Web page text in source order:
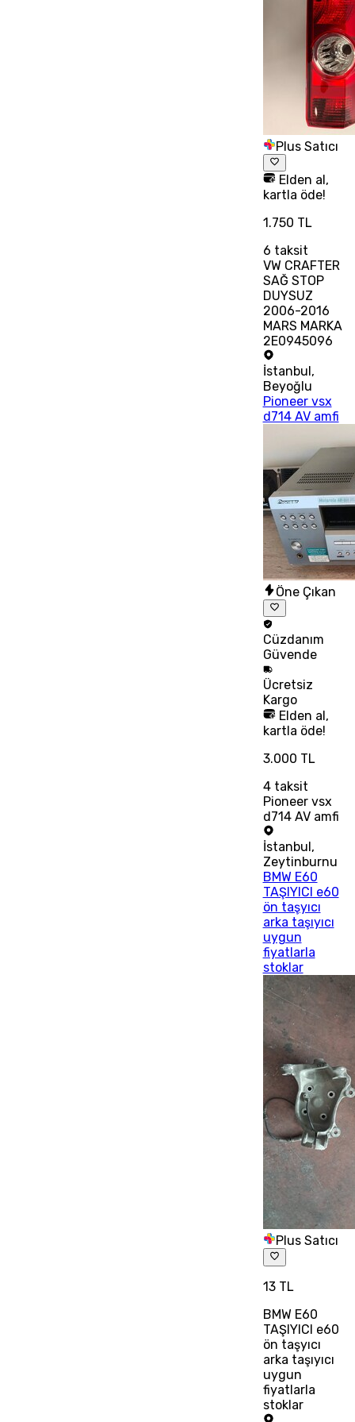
Plus Satıcı
Elden al,
kartla öde!
1.750 TL
6 taksit
VW CRAFTER
SAĞ STOP
DUYSUZ
2006-2016
MARS MARKA
2E0945096
İstanbul,
Beyoğlu
Pioneer vsx
d714 AV amfi
Öne Çıkan
Cüzdanım
Güvende
Ücretsiz
Kargo
Elden al,
kartla öde!
3.000 TL
4taksit
Pioneer vsx
d714 AV amfi
İstanbul ,
Zeytinburnu
BMW E60
TAŞIYICI e60
ön taşyıcı
arka taşıyıcı
uygun
fiyatlarla
stoklar
Plus Satıcı
13 TL
BMW E60
TAŞIYICI e60
ön taşyıcı
arka taşıyıcı
uygun
fiyatlarla
stoklar